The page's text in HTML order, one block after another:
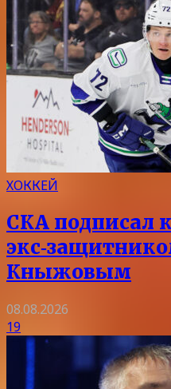
ХОККЕЙ
СКА подписал
Кныжовым
08.08.2026
19